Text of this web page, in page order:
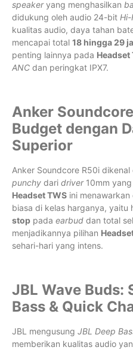
speakeryang menghasilkan
didukung oleh audio 24-bit Hi-
kualitas audio, daya tahan
mencapai total 18 hingga 29
penting lainnya pada Headset
ANC dan peringkat IPX7.
Anker
Budget dengan
Superior
Anker Soundcore R50i
punchy dari driver10mm
Headset TWS ini
biasa di kelas harganya, yaitu
stop pada earbud dan total
menjadikannya pilihan
sehari-hari yang intens.
JBL Wave Buds:
Bass & Quick
JBL mengusung JBL Deep
memberikan kualitas audio